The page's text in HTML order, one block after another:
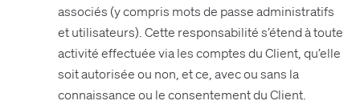
associés (y compris mots de passe administratifs
et utilisateurs). Cette responsabilité s’étend à toute
activité effectuée via les comptes du Client, qu’elle
soit autorisée ou non, et ce, avec ou sans la
connaissance ou le consentement du Client.